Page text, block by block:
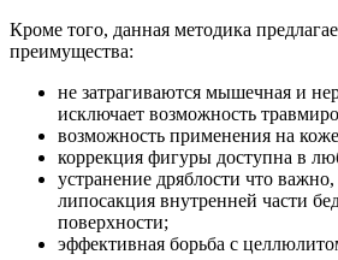
Кроме того, данная методика
преимущества:
не затрагиваются мышечная и
исключает возможность
возможность применения на
коррекция фигуры доступна в
устранение дряблости что важно,
липосакция внутренней части
поверхности;
эффективная борьба с